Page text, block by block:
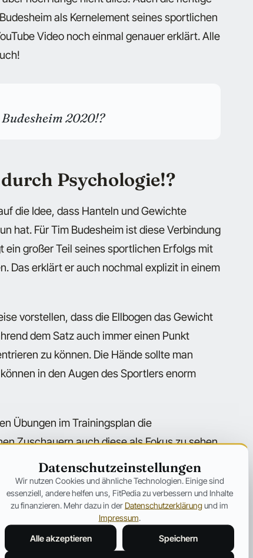
als Kernelement seines sportlichen
Video noch einmal genauer erklärt. Alle
2020!?
Psychologie!?
die Idee, dass Hanteln und Gewichte
hat. Für Tim Budesheim ist diese Verbindung
großer Teil seines sportlichen Erfolgs mit
Das erklärt er auch nochmal explizit in einem
vorstellen, dass die Ellbogen das Gewicht
dem Satz auch immer einen Punkt
zu können. Die Hände sollte man
in den Augen des Sportlers enorm
Übungen im Trainingsplan die
Zuschauern auch diese als Fokus zu sehen.
eine Steigerung erzielen. Es sei aber nicht
würden Profis irgendwann ja Tonnen von
habe man auch eine ganz andere
Auch das hat sehr viel mit
Datenschutzeinstellungen
Wir nutzen Cookies und ähnliche Technologien. Einige sind
essenziell, andere helfen uns, FitPedia zu verbessern und Inhalte
zu finanzieren. Mehr dazu in der Datenschutzerklärungund im
Impressum
Alle akzeptieren Speichern